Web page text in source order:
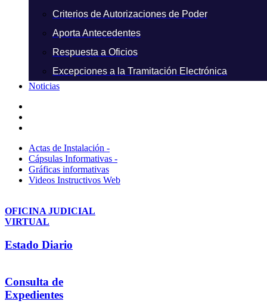
Criterios de Autorizaciones de Poder
Aporta Antecedentes
Respuesta a Oficios
Excepciones a la Tramitación Electrónica
Noticias
Actas de Instalación -
Cápsulas Informativas -
Gráficas informativas
Videos Instructivos Web
OFICINA JUDICIAL
VIRTUAL
Estado Diario
Consulta de
Expedientes